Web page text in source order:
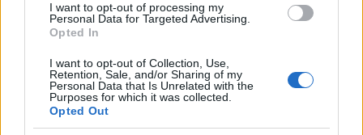
I want to opt-out of processing my
Personal Data for Targeted Advertising.
Opted In
I want to opt-out of Collection, Use,
Retention, Sale, and/or Sharing of my
Personal Data that Is Unrelated with the
Purposes for which it was collected.
Opted Out
Αν τα χάσατε